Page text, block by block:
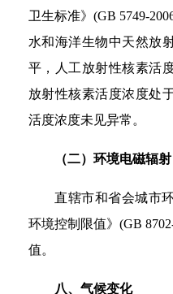
卫生标准》(GB 5749-
水和海洋生物中天然放
平，人工放射性核素活
放射性核素活度浓度处
活度浓度未见异常。
（二）环境电磁辐射
直辖市和省会城市
环境控制限值》(GB
值。
八、气候变化